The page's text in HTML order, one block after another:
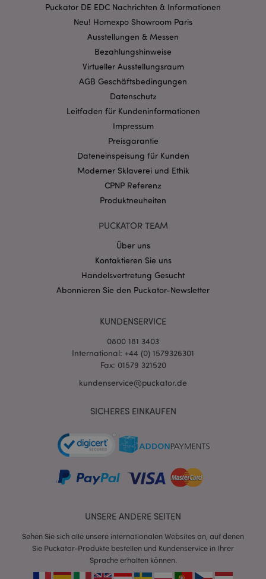
Puckator DE EDC Nachrichten & Informationen
Neu! Homexpo Showroom Paris
Ausstellungen & Messen
Bezahlungshinweise
Virtueller Ausstellungsraum
AGB Geschäftsbedingungen
Datenschutz
Leitfaden für Kundeninformationen
Impressum
Preisgarantie
Dateneinspeisung für Kunden
Moderner Sklaverei und Ethik
CPNP Referenz
Produktneuheiten
PUCKATOR TEAM
Über uns
Kontaktieren Sie uns
Handelsvertretung Gesucht
Abonnieren Sie den Puckator-Newsletter
KUNDENSERVICE
0800 181 3403
International: +44 (0) 1579326301
Fax: 01579 321520
kundenservice@puckator.de
SICHERES EINKAUFEN
UNSERE ANDERE SEITEN
Sehen Sie sich alle unsere internationalen Websites an, auf denen
Sie Puckator-Produkte bestellen und Kundenservice in Ihrer
Sprache erhalten können.
Streng-notwendige-Cookies ermöglichen
Kernfunktionen der Website wie die
Benutzeranmeldung und die Kontoverwaltung.
Ohne unbedingt notwendige cookies kann die
Provider
.puckator.de
mage-cache-storage-section-
.www.puckator.de
mage-messages
www.puckator.de
mage-cache-sessid
Adobe Inc.
www.puckator.de
Datenschutzbestimmungen von Google